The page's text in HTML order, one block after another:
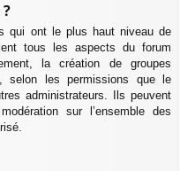
qui ont le plus haut niveau de
tous les aspects du forum
la création de groupes
selon les permissions que le
administrateurs. Ils peuvent
sur l’ensemble des